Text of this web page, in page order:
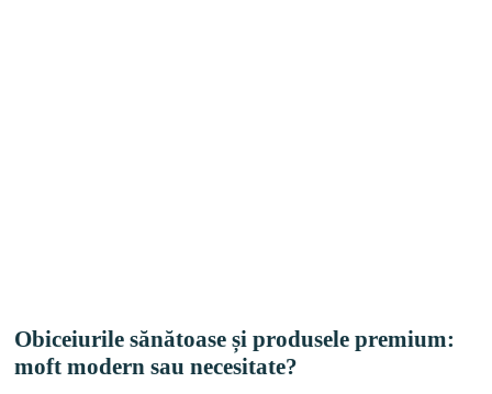
Obiceiurile sănătoase și produsele premium:
moft modern sau necesitate?